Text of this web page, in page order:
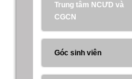
Trung tâm NCƯD và
CGCN
Góc sinh viên